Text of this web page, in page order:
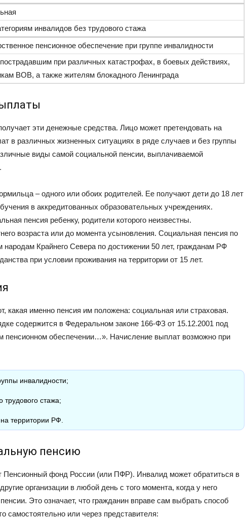
инвалидов без трудового стажа
пенсионное обеспечение при группе инвалидности
при различных катастрофах, в боевых действиях,
ВОВ, а также жителям блокадного Ленинграда
эти денежные средства. Лицо может претендовать на
в различных жизненных ситуациях в ряде случаев и без группы
виды самой социальной пенсии, выплачиваемой
– одного или обоих родителей. Ее получают дети до 18 лет
в аккредитованных образовательных учреждениях.
пенсия ребенку, родители которого неизвестны.
возраста или до момента усыновления. Социальная пенсия по
Крайнего Севера по достижении 50 лет, гражданам РФ
при условии проживания на территории от 15 лет.
какая именно пенсия им положена: социальная или страховая.
содержится в Федеральном законе 166-ФЗ от 15.12.2001 под
пенсионном обеспечении…». Начисление выплат возможно при
инвалидности;
трудового стажа;
территории РФ.
пенсию
Пенсионный фонд России (или ПФР). Инвалид может обратиться в
организации в любой день с того момента, когда у него
Это означает, что гражданин вправе сам выбрать способ
самостоятельно или через представителя: